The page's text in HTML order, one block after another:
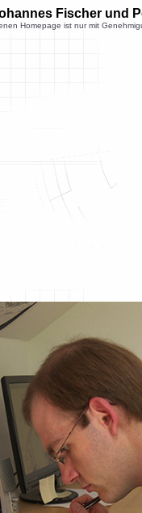
Fischer und
Homepage ist nur mit